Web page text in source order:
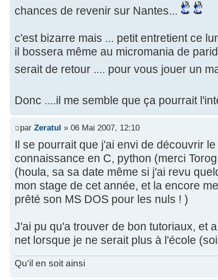
chances de revenir sur Nantes...
c'est bizarre mais ... petit entretient ce
il bossera même au micromania de
serait de retour .... pour vous jouer un
Donc ....il me semble que ça pourrait
par Zeratul » 06 Mai 2007, 12:10
Il se pourrait que j'ai envi de découvrir
connaissance en C, python (merci
(houla, sa sa date même si j'ai revu
mon stage de cet année, et la encore
prêté son MS DOS pour les nuls ! )
J'ai pu qu'a trouver de bon tutoriaux, et
net lorsque je ne serait plus à l'école
Qu'il en soit ainsi